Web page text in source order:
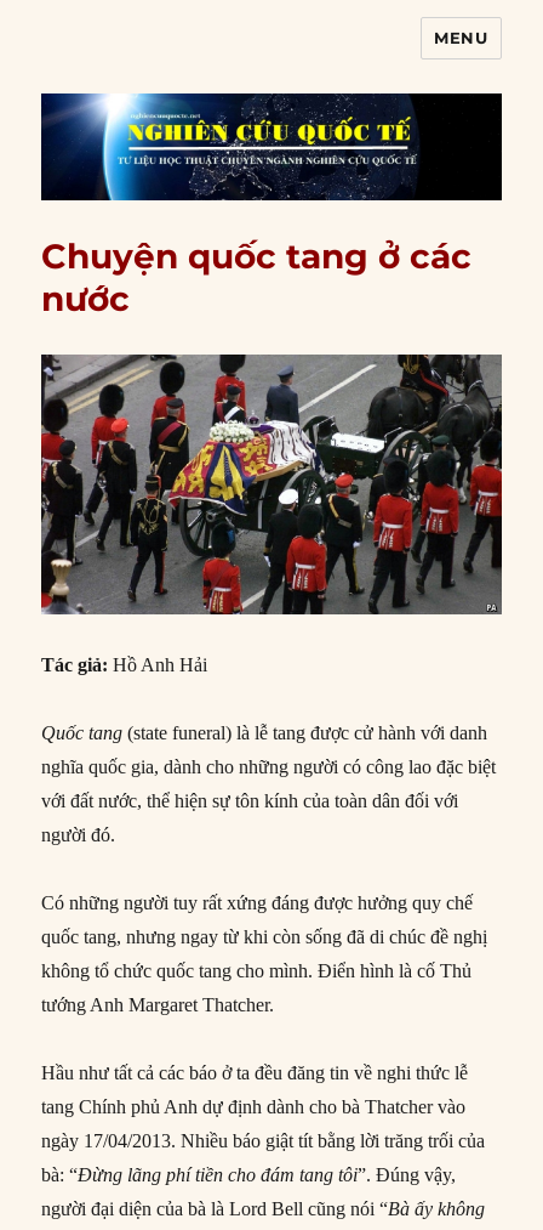
MENU
Chuyện quốc tang ở các
nước
Tác giả:Hồ Anh Hải
Quốc tang (state funeral) là lễ tang được cử hành với danh
nghĩa quốc gia, dành cho những người có công lao đặc biệt
với đất nước, thể hiện sự tôn kính của toàn dân đối với
người đó.
Có những người tuy rất xứng đáng được hưởng quy chế
quốc tang, nhưng ngay từ khi còn sống đã di chúc đề nghị
không tổ chức quốc tang cho mình. Điển hình là cố Thủ
tướng Anh Margaret Thatcher.
Hầu như tất cả các báo ở ta đều đăng tin về nghi thức lễ
tang Chính phủ Anh dự định dành cho bà Thatcher vào
ngày 17/04/2013. Nhiều báo giật tít bằng lời trăng trối của
bà: “Đừng lãng phí tiền cho đám tang tôi”. Đúng vậy,
người đại diện của bà là Lord Bell cũng nói “Bà ấy không